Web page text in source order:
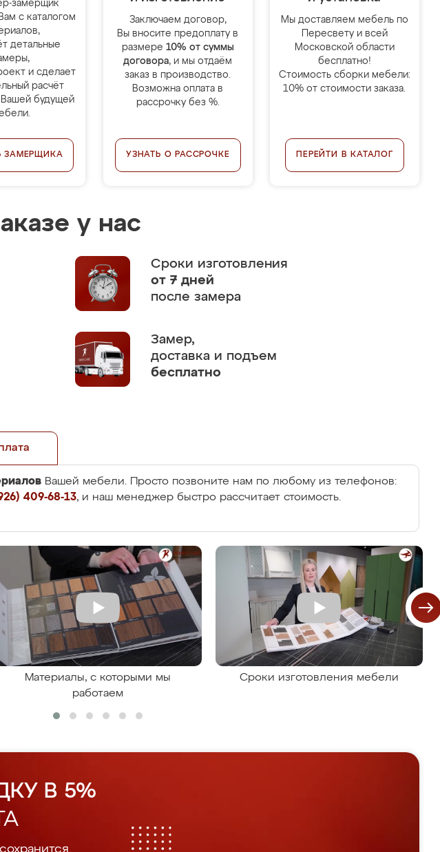
замерщик
с каталогом
детальные
и сделает
расчёт
будущей
ЗАМЕРЩИКА
Заключаем договор,
Вы вносите предоплату в
размере 10% от суммы
договора, и мы отдаём
заказ в производство.
Возможна оплата в
рассрочку без %.
УЗНАТЬ О РАССРОЧКЕ
Мы доставляем мебель по
Пересвету и всей
Московской области
бесплатно!
Стоимость сборки мебели:
10% от стоимости заказа.
ПЕРЕЙТИ В КАТАЛОГ
у нас
Сроки изготовления
от 7 дней
после замера
Замер,
доставка и подъем
бесплатно
Вашей мебели. Просто позвоните нам по любому из телефонов:
409-68-13, и наш менеджер быстро рассчитает стоимость.
Материалы, с которыми мы
работаем
Сроки изготовления мебели
В 5%